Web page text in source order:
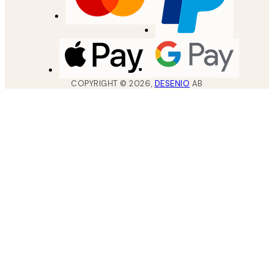
COPYRIGHT ©2026, DESENIO AB